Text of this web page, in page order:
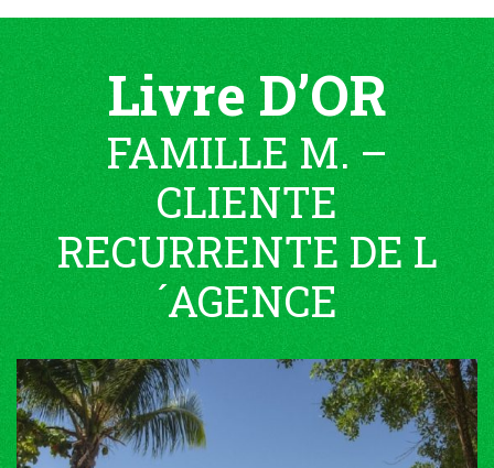
Livre D’OR
FAMILLE M. –
CLIENTE
RECURRENTE DE L
´AGENCE